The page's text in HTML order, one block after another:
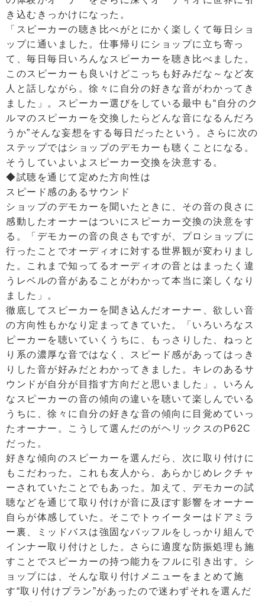
き込むきっかけになった。
「スピーカーの聴き比べがとにかく楽しくて毎日ショ
ップに通いました。仕事帰りにショップに立ち寄っ
て、毎日毎日いろんなスピーカーを聴き比べました。
このスピーカーも良いけどこっちも好みだな～など友
人と話しながら。徐々に自分の好きな音がわかってき
ました」。スピーカー選びをしている最中も“自分のク
ルマのスピーカーを交換したらどんな音になるんだろ
うか”そんな妄想をする毎日だったという。さらに次の
ステップではショップのデモカーも聴くことになる。
そうしていよいよスピーカー交換を決意する。
◆試聴を通じて定めた方向性は
スピード感のあるサウンド
ショップのデモカーを聞いたときに、その音の良さに
感動したオーナーはついにスピーカー交換の決意をす
る。「デモカーの音の良さもですが、プロショップに
行ったことでオーディオに対する世界観が変わりまし
た。これまで知ってるオーディオの音とはまったく違
うレベルの音があることがわかって本当に楽しくなり
ました」。
徹底してスピーカーを聞き込んだオーナー、欲しい音
の方向性もかなり定まってきていた。「いろいろなス
ピーカーを聴いていくうちに、もっさりした、ねっと
り系の濃厚な音ではなく、スピード感があってはっき
りした音が好みだとわかってきました。キレのあるサ
ウンドが自分が目指す方向だと思いました」。いろん
なスピーカーの音の傾向の違いを聴いて楽しんでいる
うちに、徐々に自分の好きな音の傾向に目覚めていっ
たオーナー。こうして選んだのがヘリックスのP62C
だった。
好きな傾向のスピーカーを選んだら、次に取り付けに
もこだわった。これも友人から、あらかじめレクチャ
ーされていたことでもあった。加えて、デモカーの試
聴などを通じて取り付けが音に及ぼす影響をオーナー
自らが体感していた。そこでトゥイーターはドアミラ
ー裏、ミッドバスは強固なバッフルをしっかり組んで
インナー取り付けとした。さらに適度な防振処理も施
すことでスピーカーの持つ能力をフルに引き出す。シ
ョップには、そんな取り付けメニューをまとめて施
す“取り付けプラン”があったので迷わずそれを選んだ